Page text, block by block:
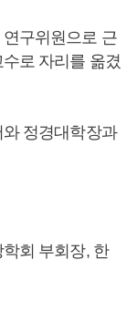
구위원으로 근
로 자리를 옮겼
정경대학장과
회 부회장, 한